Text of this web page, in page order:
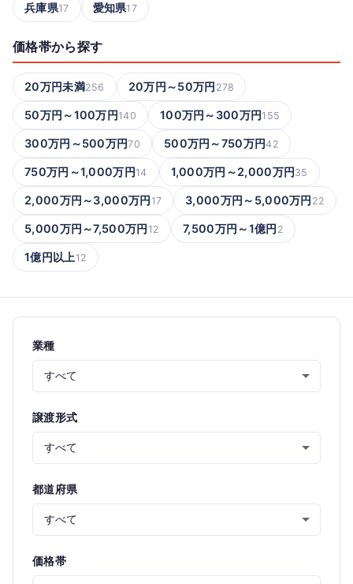
兵庫県17 愛知県17
価格帯から探す
20万円未満256 20万円～50万円 278
50万円～100万円140 100万円～300万円155
300万円～500万円70 500万円～750万円42
750万円～1,000万円14 1,000万円～2,000万円35
2,000万円～3,000万円 17 3,000万円～5,000万円 22
5,000万円～7,500万円 12 7,500万円～1億円 2
1億円以上 12
業種
譲渡形式
都道府県
価格帯